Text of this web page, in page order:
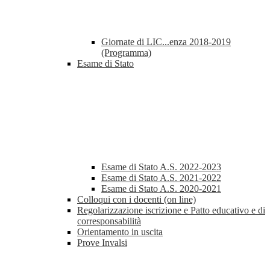
Giornate di LIC...enza 2018-2019
(Programma)
Esame di Stato
Esame di Stato A.S. 2022-2023
Esame di Stato A.S. 2021-2022
Esame di Stato A.S. 2020-2021
Colloqui con i docenti (on line)
Regolarizzazione iscrizione e Patto educativo e di
corresponsabilità
Orientamento in uscita
Prove Invalsi